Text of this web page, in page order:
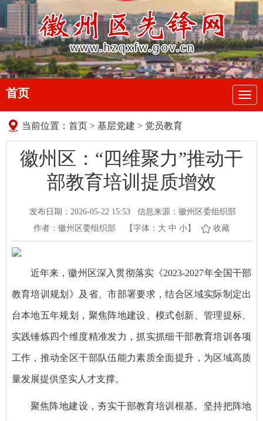
导
航
首页
当前位置： 首页 > 基层党建 > 党员教育
徽州区：“四维聚力”推动干
部教育培训提质增效
发布日期：2026-05-22 15:53
信息来源：徽州区委组织部
作者：徽州区委组织部
【字体： 大 中 小】 收藏
近年来，徽州区深入贯彻落实《2023-2027年全国干部
教育培训规划》及省、市部署要求，结合区域实际制定出
台本地五年规划，聚焦阵地建设、模式创新、管理提标、
实践锤炼四个维度精准发力，抓实抓细干部教育培训各项
工作，推动全区干部队伍能力素质全面提升，为区域高质
量发展提供坚实人才支撑。
聚焦阵地建设，夯实干部教育培训根基。坚持把阵地